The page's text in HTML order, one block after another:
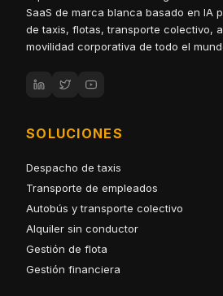
SaaS de marca blanca basado en IA
de taxis, flotas, transporte colectivo,
movilidad corporativa de todo el
SOLUCIONES
Despacho de taxis
Transporte de empleados
Autobús y transporte colectivo
Alquiler sin conductor
Gestión de flota
Gestión financiera